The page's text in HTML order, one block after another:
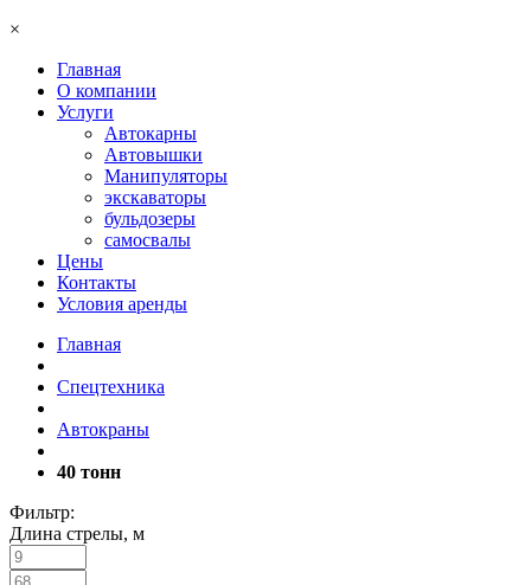
×
Главная
О компании
Услуги
Автокарны
Автовышки
Манипуляторы
экскаваторы
бульдозеры
самосвалы
Цены
Контакты
Условия аренды
Главная
Спецтехника
Автокраны
40 тонн
Фильтр:
Длина стрелы, м